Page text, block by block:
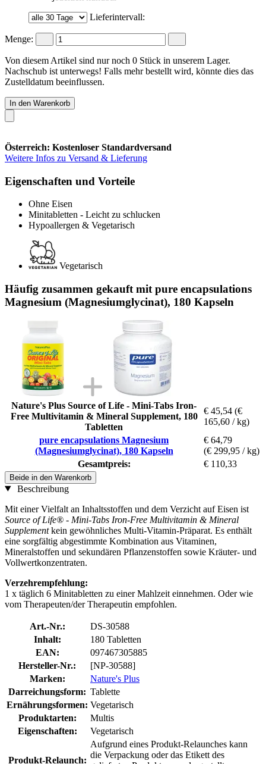
Lieferintervall:
Menge:
Von diesem Artikel sind nur noch 0 Stück in unserem Lager.
Nachschub ist unterwegs! Falls mehr bestellt wird, könnte dies das
Zustelldatum beeinflussen.
In den Warenkorb
Österreich: Kostenloser Standardversand
Weitere Infos zu Versand & Lieferung
Eigenschaften und Vorteile
Ohne Eisen
Minitabletten - Leicht zu schlucken
Hypoallergen & Vegetarisch
Vegetarisch
Häufig zusammen gekauft mit pure encapsulations
Magnesium (Magnesiumglycinat), 180 Kapseln
Nature's Plus Source of Life - Mini-Tabs Iron-
Free Multivitamin & Mineral Supplement, 180
Tabletten
€ 45,54 (€
165,60 / kg)
pure encapsulations Magnesium
(Magnesiumglycinat), 180 Kapseln
€ 64,79
(€ 299,95 / kg)
Gesamtpreis:
€ 110,33
Beide in den Warenkorb
Beschreibung
Mit einer Vielfalt an Inhaltsstoffen und dem Verzicht auf Eisen ist
Source of Life® - Mini-Tabs Iron-Free Multivitamin & Mineral
Supplementkein gewöhnliches Multi-Vitamin-Präparat. Es enthält
eine sorgfältig abgestimmte Kombination aus Vitaminen,
Mineralstoffen und sekundären Pflanzenstoffen sowie Kräuter- und
Vollwertkonzentraten.
Verzehrempfehlung:
1 x täglich 6 Minitabletten zu einer Mahlzeit einnehmen. Oder wie
vom Therapeuten/der Therapeutin empfohlen.
Art.-Nr.:
DS-30588
Inhalt:
180 Tabletten
EAN:
097467305885
Hersteller-Nr.:
[NP-30588]
Marken:
Nature's Plus
Darreichungsform: Tablette
Ernährungsformen: Vegetarisch
Produktarten:
Multis
Eigenschaften:
Vegetarisch
Produkt-Relaunch:
Aufgrund eines Produkt-Relaunches kann
die Verpackung oder das Etikett des